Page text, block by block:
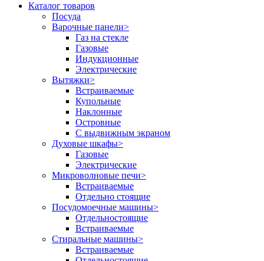
Каталог товаров
Посуда
Варочные панели>
Газ на стекле
Газовые
Индукционные
Электрические
Вытяжки>
Встраиваемые
Купольные
Наклонные
Островные
С выдвижным экраном
Духовые шкафы>
Газовые
Электрические
Микроволновые печи>
Встраиваемые
Отдельно стоящие
Посудомоечные машины>
Отдельностоящие
Встраиваемые
Стиральные машины>
Встраиваемые